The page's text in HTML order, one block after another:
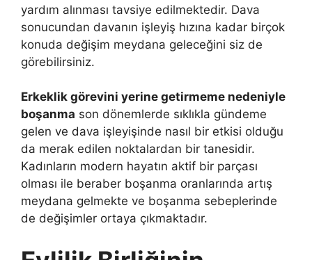
yardım alınması tavsiye edilmektedir. Dava
sonucundan davanın işleyiş hızına kadar birçok
konuda değişim meydana geleceğini siz de
görebilirsiniz.
Erkeklik görevini yerine getirmeme nedeniyle
boşanma son dönemlerde sıklıkla gündeme
gelen ve dava işleyişinde nasıl bir etkisi olduğu
da merak edilen noktalardan bir tanesidir.
Kadınların modern hayatın aktif bir parçası
olması ile beraber boşanma oranlarında artış
meydana gelmekte ve boşanma sebeplerinde
de değişimler ortaya çıkmaktadır.